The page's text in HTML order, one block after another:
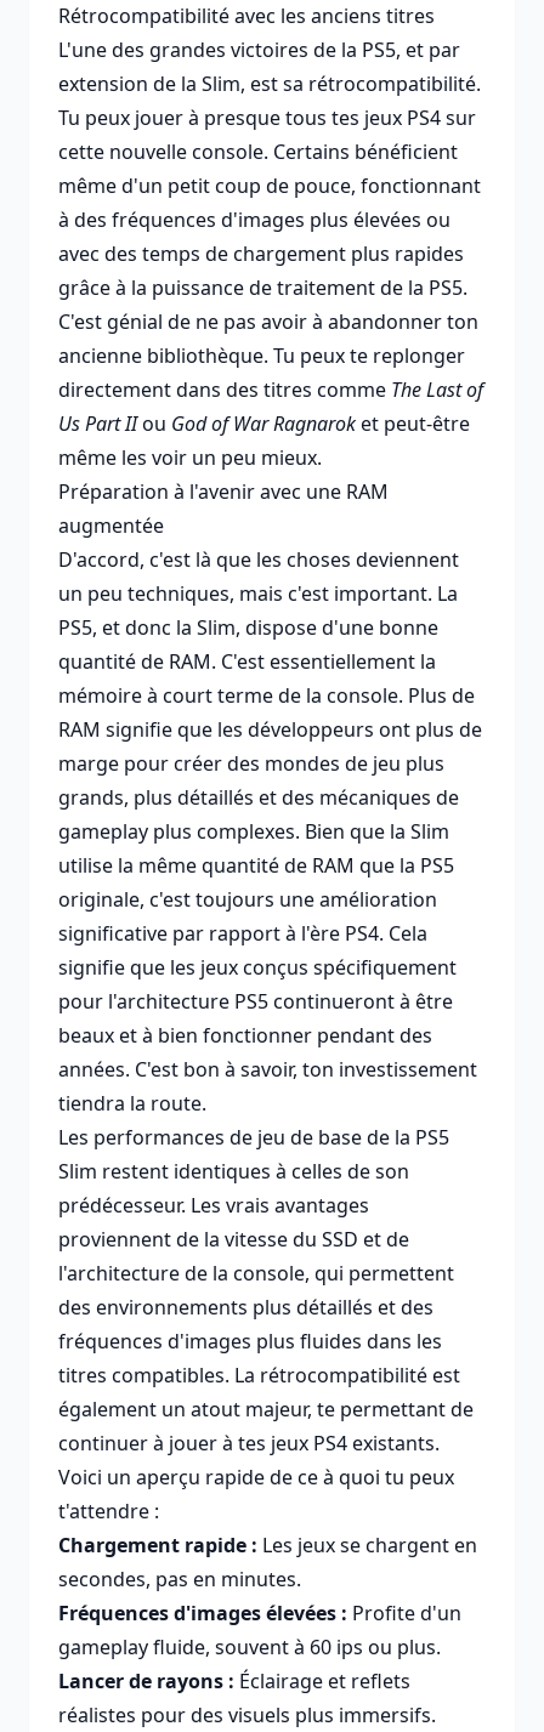
Rétrocompatibilité avec les anciens titres
L'une des grandes victoires de la PS5, et par
extension de la Slim, est sa rétrocompatibilité.
Tu peux jouer à presque tous tes jeux PS4 sur
cette nouvelle console. Certains bénéficient
même d'un petit coup de pouce, fonctionnant
à des fréquences d'images plus élevées ou
avec des temps de chargement plus rapides
grâce à la puissance de traitement de la PS5.
C'est génial de ne pas avoir à abandonner ton
ancienne bibliothèque. Tu peux te replonger
directement dans des titres comme The Last of
Us Part IIou God of War Ragnaroket peut-être
même les voir un peu mieux.
Préparation à l'avenir avec une RAM
augmentée
D'accord, c'est là que les choses deviennent
un peu techniques, mais c'est important. La
PS5, et donc la Slim, dispose d'une bonne
quantité de RAM. C'est essentiellement la
mémoire à court terme de la console. Plus de
RAM signifie que les développeurs ont plus de
marge pour créer des mondes de jeu plus
grands, plus détaillés et des mécaniques de
gameplay plus complexes. Bien que la Slim
utilise la même quantité de RAM que la PS5
originale, c'est toujours une amélioration
significative par rapport à l'ère PS4. Cela
signifie que les jeux conçus spécifiquement
pour l'architecture PS5 continueront à être
beaux et à bien fonctionner pendant des
années. C'est bon à savoir, ton investissement
tiendra la route.
Les performances de jeu de base de la PS5
Slim restent identiques à celles de son
prédécesseur. Les vrais avantages
proviennent de la vitesse du SSD et de
l'architecture de la console, qui permettent
des environnements plus détaillés et des
fréquences d'images plus fluides dans les
titres compatibles. La rétrocompatibilité est
également un atout majeur, te permettant de
continuer à jouer à tes jeux PS4 existants.
Voici un aperçu rapide de ce à quoi tu peux
t'attendre :
Chargement rapide : Les jeux se chargent en
secondes, pas en minutes.
Fréquences d'images élevées : Profite d'un
gameplay fluide, souvent à 60 ips ou plus.
Lancer de rayons : Éclairage et reflets
réalistes pour des visuels plus immersifs.